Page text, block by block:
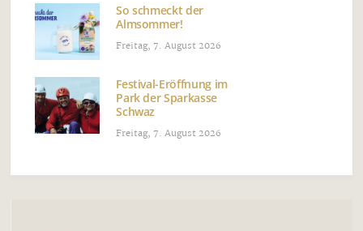
So schmeckt der
Almsommer!
Freitag, 7. August 2026
Festival-Eröffnung im
Park der Sparkasse
Schwaz
Freitag, 7. August 2026